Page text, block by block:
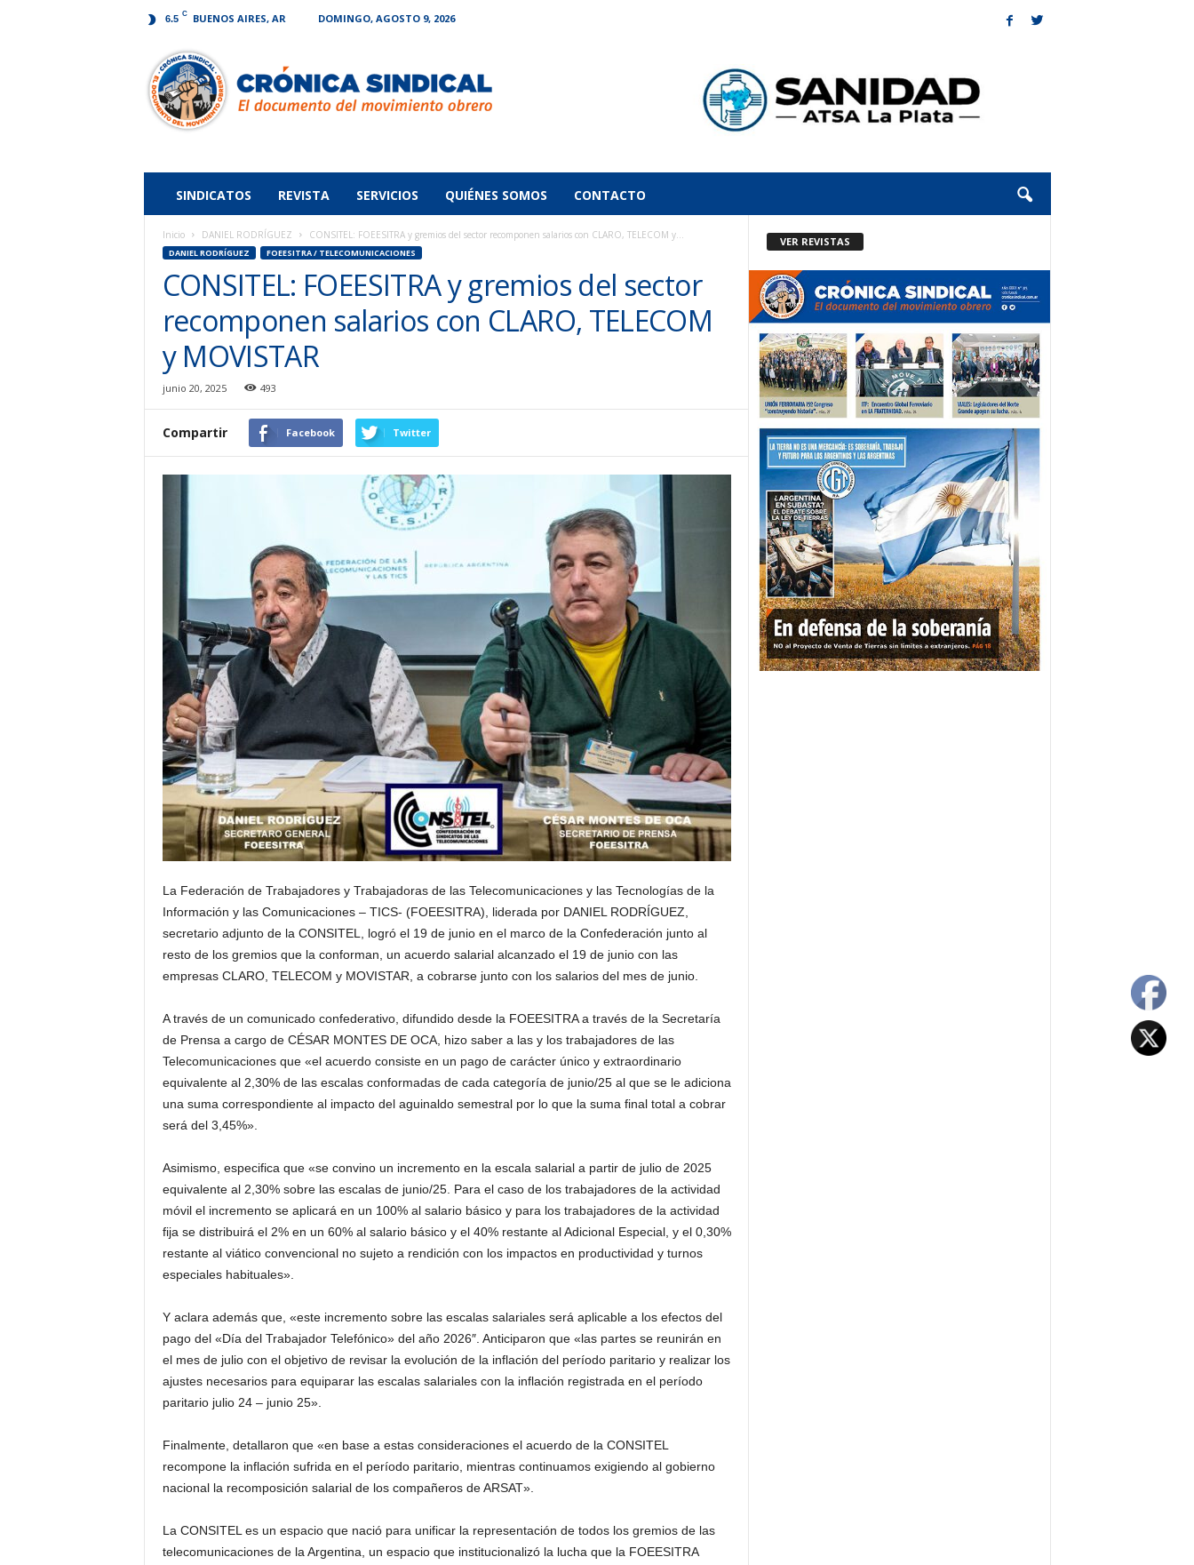
6.5 C BUENOS AIRES, AR DOMINGO, AGOSTO 9, 2026
Sindical
SINDICATOS REVISTA SERVICIOS QUIÉNES SOMOS CONTACTO
Inicio DANIEL RODRÍGUEZ CONSITEL: FOEESITRA y gremios del sector recomponen salarios con CLARO, TELECOM y...
DANIEL RODRÍGUEZ FOEESITRA / TELECOMUNICACIONES
CONSITEL: FOEESITRA y gremios del sector
recomponen salarios con CLARO, TELECOM
y MOVISTAR
junio 20, 2025 493
Compartir Facebook Twitter
La Federación de Trabajadores y Trabajadoras de las Telecomunicaciones y las Tecnologías de la
Información y las Comunicaciones – TICS- (FOEESITRA), liderada por DANIEL RODRÍGUEZ,
secretario adjunto de la CONSITEL, logró el 19 de junio en el marco de la Confederación junto al
resto de los gremios que la conforman, un acuerdo salarial alcanzado el 19 de junio con las
empresas CLARO, TELECOM y MOVISTAR, a cobrarse junto con los salarios del mes de junio.
A través de un comunicado confederativo, difundido desde la FOEESITRA a través de la Secretaría
de Prensa a cargo de CÉSAR MONTES DE OCA, hizo saber a las y los trabajadores de las
Telecomunicaciones que «el acuerdo consiste en un pago de carácter único y extraordinario
equivalente al 2,30% de las escalas conformadas de cada categoría de junio/25 al que se le adiciona
una suma correspondiente al impacto del aguinaldo semestral por lo que la suma final total a cobrar
será del 3,45%».
Asimismo, especifica que «se convino un incremento en la escala salarial a partir de julio de 2025
equivalente al 2,30% sobre las escalas de junio/25. Para el caso de los trabajadores de la actividad
móvil el incremento se aplicará en un 100% al salario básico y para los trabajadores de la actividad
fija se distribuirá el 2% en un 60% al salario básico y el 40% restante al Adicional Especial, y el 0,30%
restante al viático convencional no sujeto a rendición con los impactos en productividad y turnos
especiales habituales».
Y aclara además que, «este incremento sobre las escalas salariales será aplicable a los efectos del
pago del «Día del Trabajador Telefónico» del año 2026″. Anticiparon que «las partes se reunirán en
el mes de julio con el objetivo de revisar la evolución de la inflación del período paritario y realizar los
ajustes necesarios para equiparar las escalas salariales con la inflación registrada en el período
paritario julio 24 – junio 25».
Finalmente, detallaron que «en base a estas consideraciones el acuerdo de la CONSITEL
recompone la inflación sufrida en el período paritario, mientras continuamos exigiendo al gobierno
nacional la recomposición salarial de los compañeros de ARSAT».
La CONSITEL es un espacio que nació para unificar la representación de todos los gremios de las
telecomunicaciones de la Argentina, un espacio que institucionalizó la lucha que la FOEESITRA
VER REVISTAS